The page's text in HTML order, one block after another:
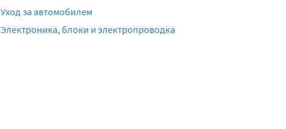
Уход за автомобилем
Электроника, блоки и электропроводка